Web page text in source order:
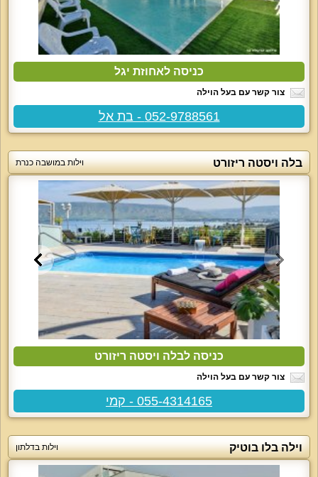
כניסה לאחוזת יגל
צור קשר עם בעל הוילה
052-9788561 - בת אל
בלה ויסטה ריזורט וילות במושבה כנרת
כניסה לבלה ויסטה ריזורט
צור קשר עם בעל הוילה
055-4314165 - קמי
וילה בלו בוטיק וילות בדלתון